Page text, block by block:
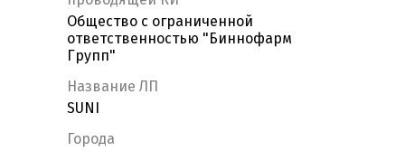
Общество с ограниченной
ответственностью "Биннофарм
Групп"
Название ЛП
SUNI
Города